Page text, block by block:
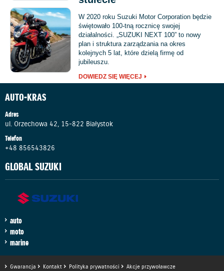
W 2020 roku Suzuki Motor Corporation będzie
świętowało 100-tną rocznicę swojej
działalności. „SUZUKI NEXT 100” to nowy
plan i struktura zarządzania na okres
kolejnych 5 lat, które dzielą firmę od
jubileuszu.
DOWIEDZ SIĘ WIĘCEJ
AUTO-KRAS
Adres
ul. Orzechowa 42, 15-822 Białystok
Telefon
+48 856543826
GLOBAL SUZUKI
auto
moto
marine
Gwarancja Kontakt Polityka prywatności Akcje przywoławcze